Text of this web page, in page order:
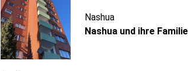
Nashua
Nashua und ihre